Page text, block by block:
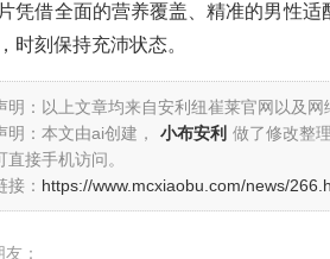
凭借全面的营养覆盖、精准的男性
时刻保持充沛状态。
明：以上文章均来自安利纽崔莱官网以及网
明：本文由ai创建，
小布安利 做了修改整
直接手机访问。
接： https://www.mcxiaobu.com/news/
：